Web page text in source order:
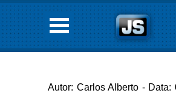
Autor: Carlos Alberto - Data: